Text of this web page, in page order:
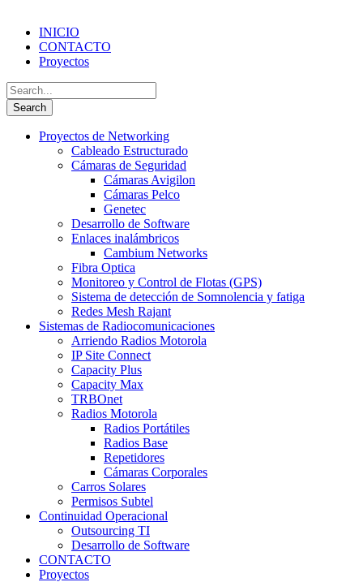
INICIO
CONTACTO
Proyectos
Proyectos de Networking
Cableado Estructurado
Cámaras de Seguridad
Cámaras Avigilon
Cámaras Pelco
Genetec
Desarrollo de Software
Enlaces inalámbricos
Cambium Networks
Fibra Optica
Monitoreo y Control de Flotas (GPS)
Sistema de detección de Somnolencia y fatiga
Redes Mesh Rajant
Sistemas de Radiocomunicaciones
Arriendo Radios Motorola
IP Site Connect
Capacity Plus
Capacity Max
TRBOnet
Radios Motorola
Radios Portátiles
Radios Base
Repetidores
Cámaras Corporales
Carros Solares
Permisos Subtel
Continuidad Operacional
Outsourcing TI
Desarrollo de Software
CONTACTO
Proyectos